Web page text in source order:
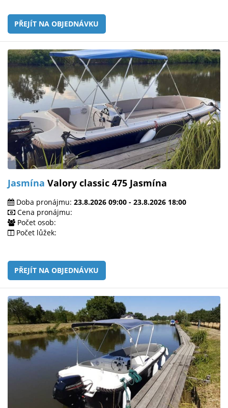
PŘEJÍT NA OBJEDNÁVKU
Jasmína Valory classic 475 Jasmína
Doba pronájmu: 23.8.2026 09:00 - 23.8.2026 18:00
Cena pronájmu:
Počet osob:
Počet lůžek:
PŘEJÍT NA OBJEDNÁVKU